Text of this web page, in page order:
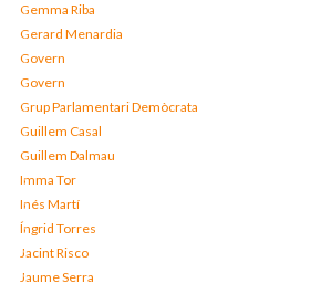
Gemma Riba
Gerard Menardia
Govern
Govern
Grup Parlamentari Demòcrata
Guillem Casal
Guillem Dalmau
Imma Tor
Inés Martí
Íngrid Torres
Jacint Risco
Jaume Serra